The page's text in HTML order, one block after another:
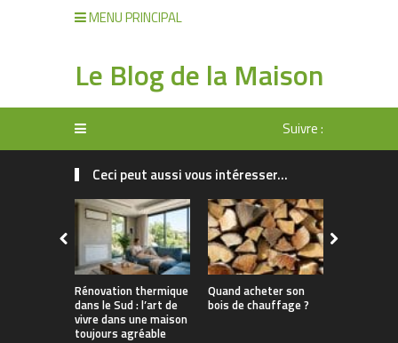
MENU PRINCIPAL
Le Blog de la Maison
Suivre :
Ceci peut aussi vous intéresser...
Rénovation thermique
dans le Sud : l’art de
vivre dans une maison
toujours agréable
Quand acheter son
bois de chauffage ?